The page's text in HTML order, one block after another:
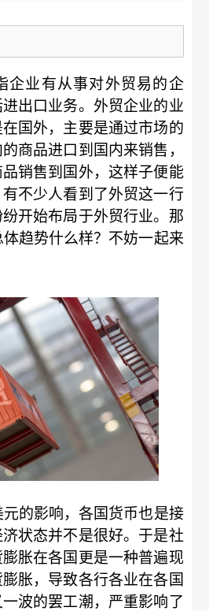
企业有从事对外贸易的企
出口业务。外贸企业的业
国外，主要是通过市场的
商品进口到国内来销售，
销售到国外，这样子便能
不少人看到了外贸这一行
开始布局于外贸行业。那
趋势什么样？不妨一起来
的影响，各国货币也是接
状态并不是很好。于是社
胀在各国更是一种普遍现
胀，导致各行各业在各国
波的罢工潮，严重影响了